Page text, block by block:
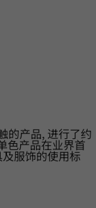
的产品, 进行了约
色产品在业界首
服饰的使用标